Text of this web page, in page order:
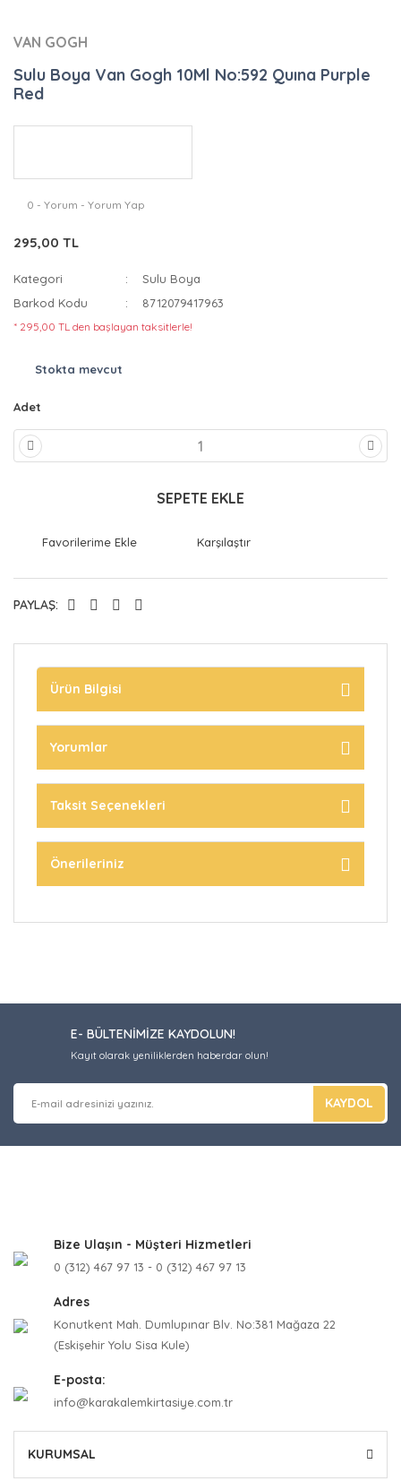
VAN GOGH
Sulu Boya Van Gogh 10Ml No:592 Quına Purple
Red
0 - Yorum - Yorum Yap
295,00 TL
Kategori
Sulu Boya
Barkod Kodu
8712079417963
* 295,00 TL den başlayan taksitlerle!
Stokta mevcut
Adet
SEPETE EKLE
Karşılaştır
PAYLAŞ:
Ürün Bilgisi
Yorumlar
Taksit Seçenekleri
Önerileriniz
E- BÜLTENİMİZE KAYDOLUN!
Kayıt olarak yeniliklerden haberdar olun!
KAYDOL
Bize Ulaşın - Müşteri Hizmetleri
0 (312) 467 97 13 - 0 (312) 467 97 13
Adres
Konutkent Mah. Dumlupınar Blv. No:381 Mağaza 22
(Eskişehir Yolu Sisa Kule)
E-posta:
info@karakalemkirtasiye.com.tr
KURUMSAL